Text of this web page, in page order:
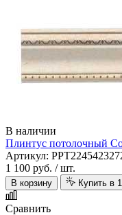
В наличии
Плинтус потолочный
Артикул:
1 100 руб. / шт.
В корзину Купить в
Сравнить